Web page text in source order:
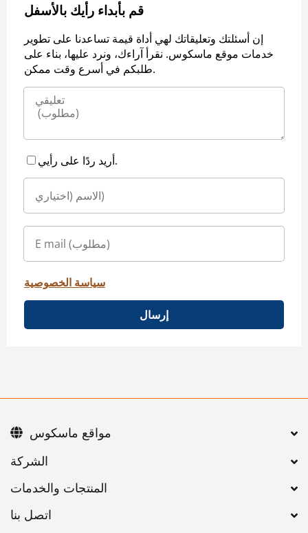
قم بأبداء رأيك بالأسفل
إن أسئلتك وتعليقاتك لهي أداة قيمة تساعدنا على تطوير
خدمات موقع ماسكوس. نقرأ آراءك، ونرد عليها، بناء على
طلبكم في أسرع وقت ممكن.
أريد ردًا على رأيي.
سياسة الخصوصية
إرسال
اتصل بنا
مواقع ماسكوس